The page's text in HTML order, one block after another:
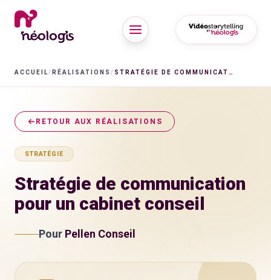
ACCUEIL/ RÉALISATIONS / STRATÉGIE DE COMMUNICATION POUR UN CABINET CONSEIL
RETOUR AUX RÉALISATIONS
STRATÉGIE
Stratégie de communication
pour un cabinet conseil
Pour Pellen Conseil